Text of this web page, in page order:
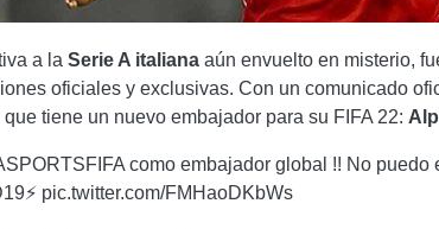
a la Serie A italiana aún envuelto en misterio,
oficiales y exclusivas. Con un comunicado
tiene un nuevo embajador para su FIFA 22:
como embajador global !! No
pic.twitter.com/FMHaoDKbWs